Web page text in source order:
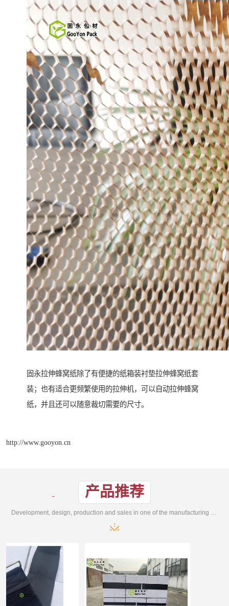
固永拉伸蜂窝纸除了有便捷的纸箱装衬垫拉伸蜂窝纸套
装；也有适合更频繁使用的拉伸机，可以自动拉伸蜂窝
纸，并且还可以随意裁切需要的尺寸。
http://www.gooyon.cn
产品推荐
Development, design, production and sales in one of the manufacturing enterprises